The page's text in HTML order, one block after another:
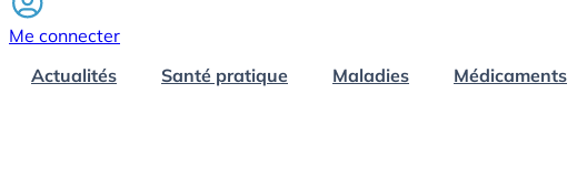
Me connecter
Actualités
Santé pratique Maladies Médicaments